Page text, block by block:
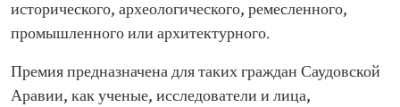
исторического, археологического, ремесленного,
промышленного или архитектурного.
Премия предназначена для таких граждан Саудовской
Аравии, как ученые, исследователи и лица,